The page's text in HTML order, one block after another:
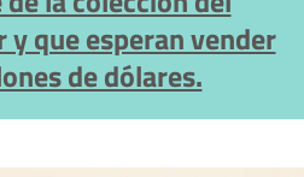
que esperan vender
de dólares.